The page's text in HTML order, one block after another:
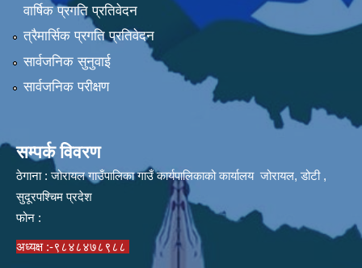
वार्षिक प्रगति प्रतिवेदन
त्रैमार्सिक प्रगति प्रतिवेदन
सार्वजनिक सुनुवाई
सार्वजनिक परीक्षण
सम्पर्क विवरण
ठेगाना : जोरायल गाउँपालिका गाउँ कार्यपालिकाको कार्यालय जोरायल, डोटी ,
सुदूरपश्चिम प्रदेश
फोन :
अध्यक्ष :-९८४८४७८९८८